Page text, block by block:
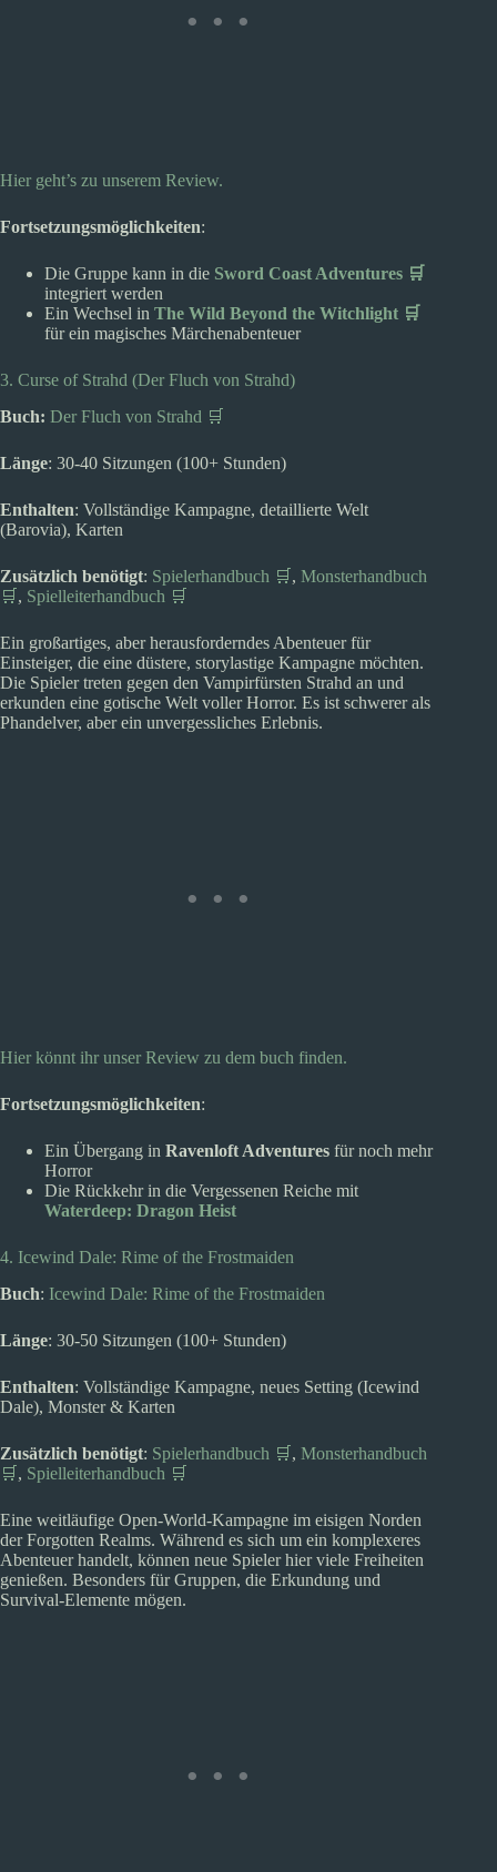
Hier geht’s zu unserem Review.
Fortsetzungsmöglichkeiten:
Die Gruppe kann in die Sword Coast Adventures 🛒
integriert werden
Ein Wechsel in The Wild Beyond the Witchlight 🛒
für ein magisches Märchenabenteuer
3. Curse of Strahd (Der Fluch von Strahd)
Buch: Der Fluch von Strahd 🛒
Länge: 30-40 Sitzungen (100+ Stunden)
Enthalten: Vollständige Kampagne, detaillierte Welt
(Barovia), Karten
Zusätzlich benötigt: Spielerhandbuch 🛒 , Monsterhandbuch
🛒 , Spielleiterhandbuch 🛒
Ein großartiges, aber herausforderndes Abenteuer für
Einsteiger, die eine düstere, storylastige Kampagne möchten.
Die Spieler treten gegen den Vampirfürsten Strahd an und
erkunden eine gotische Welt voller Horror. Es ist schwerer als
Phandelver, aber ein unvergessliches Erlebnis.
Hier könnt ihr unser Review zu dem buch finden.
Fortsetzungsmöglichkeiten:
Ein Übergang in Ravenloft Adventures für noch mehr
Horror
Die Rückkehr in die Vergessenen Reiche mit
Waterdeep: Dragon Heist
4. Icewind Dale: Rime of the Frostmaiden
Buch: Icewind Dale: Rime of the Frostmaiden
Länge: 30-50 Sitzungen (100+ Stunden)
Enthalten: Vollständige Kampagne, neues Setting (Icewind
Dale), Monster & Karten
Zusätzlich benötigt: Spielerhandbuch 🛒 , Monsterhandbuch
🛒 , Spielleiterhandbuch 🛒
Eine weitläufige Open-World-Kampagne im eisigen Norden
der Forgotten Realms. Während es sich um ein komplexeres
Abenteuer handelt, können neue Spieler hier viele Freiheiten
genießen. Besonders für Gruppen, die Erkundung und
Survival-Elemente mögen.